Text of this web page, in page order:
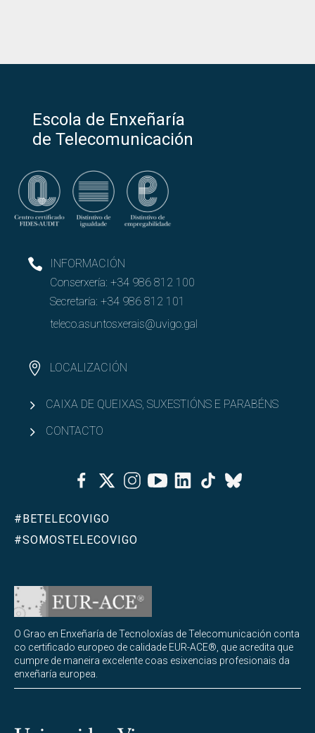
Escola de Enxeñaría
de Telecomunicación
INFORMACIÓN
Conserxería: +34 986 812 100
Secretaría: +34 986 812 101
teleco.asuntosxerais@uvigo.gal
LOCALIZACIÓN
CAIXA DE QUEIXAS, SUXESTIÓNS E PARABÉNS
CONTACTO
FacebookTwitterInstagramYoutubeLinkedinTiktok
Bluesky
#BETELECOVIGO
#SOMOSTELECOVIGO
O Grao en Enxeñaría de Tecnoloxías de Telecomunicación conta
co certificado europeo de calidade EUR-ACE®, que acredita que
cumpre de maneira excelente coas esixencias profesionais da
enxeñaría europea.